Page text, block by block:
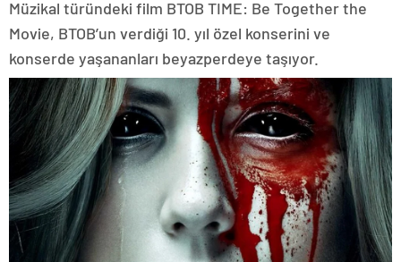
Müzikal türündeki film BTOB TIME: Be Together the
Movie, BTOB’un verdiği 10. yıl özel konserini ve
konserde yaşananları beyazperdeye taşıyor.